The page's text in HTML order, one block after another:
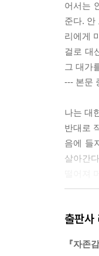
어서는
준다. 안
리에게
걸로 대
그 대가
--- 본문
나는 대
반대로
음에 들
살아간
출판사
『자존